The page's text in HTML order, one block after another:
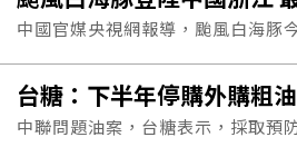
中國官媒央視網報導，颱風白海豚
玉環市登陸，登陸時中心附近最大
中聯問題油案，台糖表示，採取預